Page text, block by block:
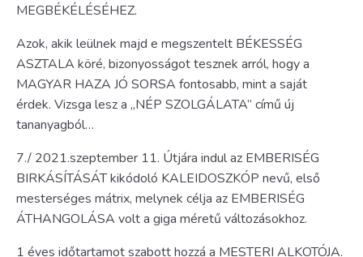
MEGBÉKÉLÉSÉHEZ.
Azok, akik leülnek majd e megszentelt BÉKESSÉG
ASZTALA köré, bizonyosságot tesznek arról, hogy a
MAGYAR HAZA JÓ SORSA fontosabb, mint a saját
érdek. Vizsga lesz a „NÉP SZOLGÁLATA” című új
tananyagból…
7./ 2021.szeptember 11. Útjára indul az EMBERISÉG
BIRKÁSÍTÁSÁT kikódoló KALEIDOSZKÓP nevű, első
mesterséges mátrix, melynek célja az EMBERISÉG
ÁTHANGOLÁSA volt a giga méretű változásokhoz.
1 éves időtartamot szabott hozzá a MESTERI ALKOTÓJA.